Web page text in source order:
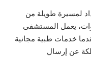
لمسيرة طويلة من
يعمل المستشفى
خدمات طبية مجانية
عن إرسال